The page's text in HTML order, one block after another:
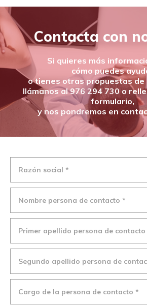
Contacta con
Si quieres más
cómo puedes
o tienes otras propuestas de
llámanos al 976 294 730 o
formulario,
y nos pondremos en